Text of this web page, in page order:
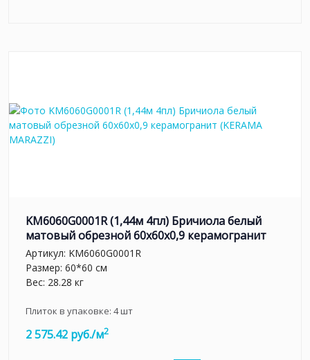
KM6060G0001R (1,44м 4пл) Бричиола белый
матовый обрезной 60x60x0,9 керамогранит
Артикул: KM6060G0001R
Размер: 60*60 см
Вес: 28.28 кг
Плиток в упаковке: 4шт
2 575.42 руб./м2